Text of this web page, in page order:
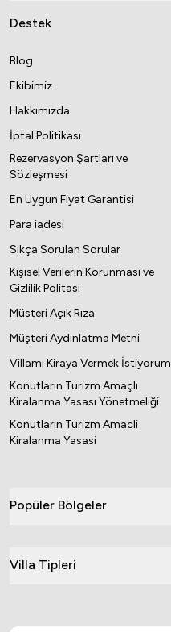
Destek
Blog
Ekibimiz
Hakkımızda
İptal Politikası
Rezervasyon Şartları ve
Sözleşmesi
En Uygun Fiyat Garantisi
Para iadesi
Sıkça Sorulan Sorular
Kişisel Verilerin Korunması ve
Gizlilik Politası
Müsteri Açık Rıza
Müşteri Aydınlatma Metni
Villamı Kiraya Vermek İstiyorum
Konutların Turizm Amaçlı
Kiralanma Yasası Yönetmeliği
Konutların Turizm Amacli
Kiralanma Yasasi
Popüler Bölgeler
Villa Tipleri